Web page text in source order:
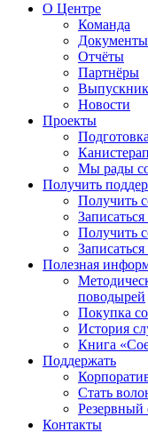
О Центре
Команда
Документы
Отчёты
Партнёры
Новости
Проекты
Мы рады
Получить
Получить
Получить
Полезная
поводырей
Покупка
История
Книга
Поддержать
Стать
Резервный
Контакты